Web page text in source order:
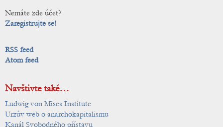
Nemáte zde účet?
Zaregistrujte se!
RSS feed
Atom feed
Navštivte také…
Ludwig von Mises Institute
Urzův web o anarchokapitalismu
Kanál Svobodného přístavu